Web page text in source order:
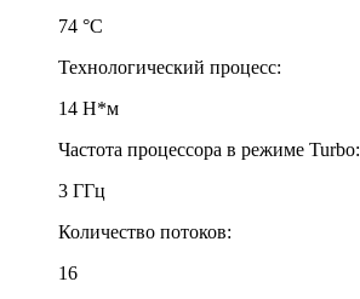
74 °С
Технологический процесс:
14 Н*м
Частота процессора в режиме Turbo:
3 ГГц
Количество потоков:
16